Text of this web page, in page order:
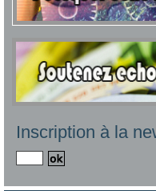
Inscription à la